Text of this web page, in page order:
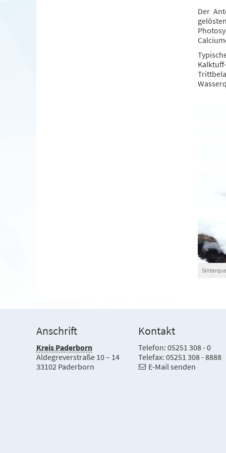
Der
Anschrift
Kreis Paderborn
Aldegreverstraße 10 – 14
33102 Paderborn
Kontakt
Telefon: 05251 308 - 0
Telefax: 05251 308 - 8888
E-Mail senden